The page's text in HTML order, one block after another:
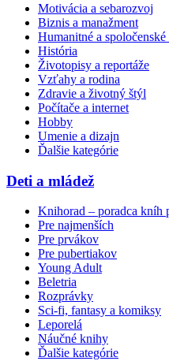
Motivácia a sebarozvoj
Biznis a manažment
Humanitné a
História
Životopisy a reportáže
Vzťahy a rodina
Zdravie a životný štýl
Počítače a internet
Hobby
Umenie a dizajn
Ďalšie kategórie
Deti a mládež
Knihorad – poradca kníh
Pre najmenších
Pre prvákov
Pre pubertiakov
Young Adult
Beletria
Rozprávky
Sci-fi, fantasy a komiksy
Leporelá
Náučné knihy
Ďalšie kategórie